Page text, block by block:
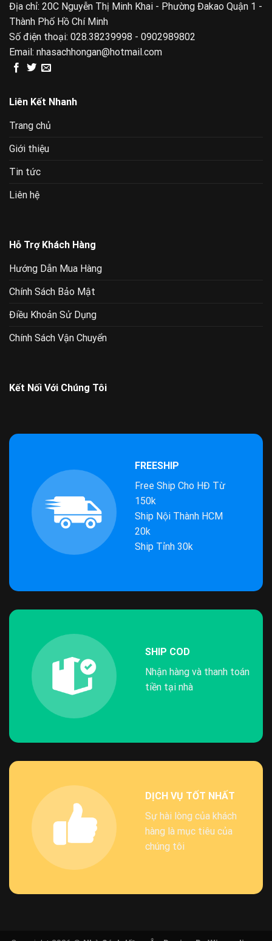
Địa chỉ: 20C Nguyễn Thị Minh Khai - Phường Đakao Quận 1 -
Thành Phố Hồ Chí Minh
Số điện thoại: 028.38239998 - 0902989802
Email: nhasachhongan@hotmail.com
Liên Kết Nhanh
Trang chủ
Giới thiệu
Tin tức
Liên hệ
Hỗ Trợ Khách Hàng
Hướng Dẫn Mua Hàng
Chính Sách Bảo Mật
Điều Khoản Sử Dụng
Chính Sách Vận Chuyển
Kết Nối Với Chúng Tôi
FREESHIP
Free Ship Cho HĐ Từ
150k
Ship Nội Thành HCM
20k
Ship Tỉnh 30k
SHIP COD
Nhận hàng và thanh toán
tiền tại nhà
DỊCH VỤ TỐT NHẤT
Sự hài lòng của khách
hàng là mục tiêu của
chúng tôi